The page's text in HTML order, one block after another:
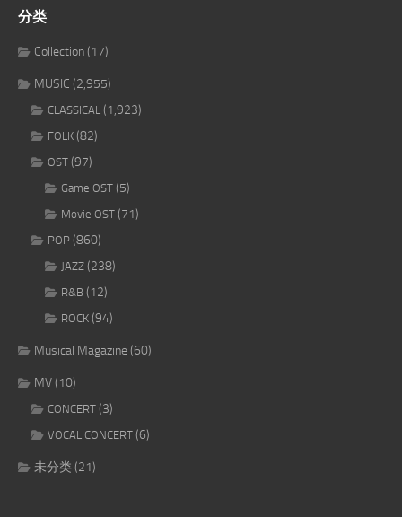
分类
Collection(17)
MUSIC (2,955)
CLASSICAL (1,923)
FOLK (82)
OST (97)
Game OST (5)
Movie OST (71)
POP (860)
JAZZ (238)
R&B (12)
ROCK (94)
Musical Magazine(60)
MV(10)
CONCERT (3)
VOCAL CONCERT (6)
未分类(21)